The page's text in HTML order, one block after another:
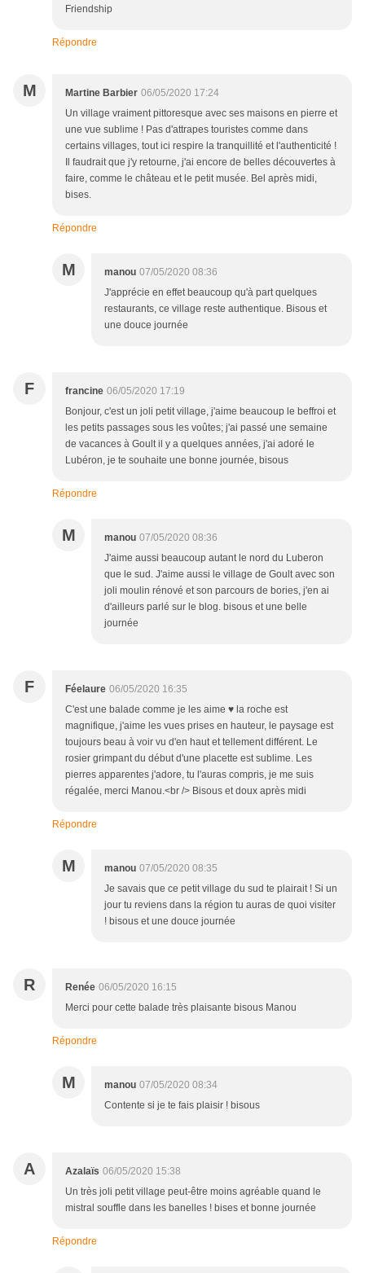
Friendship
Répondre
M Martine Barbier 06/05/2020 17:24
Un village vraiment pittoresque avec ses maisons en pierre et
une vue sublime ! Pas d'attrapes touristes comme dans
certains villages, tout ici respire la tranquillité et l'authenticité !
Il faudrait que j'y retourne, j'ai encore de belles découvertes à
faire, comme le château et le petit musée. Bel après midi,
bises.
Répondre
M manou 07/05/2020 08:36
J'apprécie en effet beaucoup qu'à part quelques
restaurants, ce village reste authentique. Bisous et
une douce journée
F francine 06/05/2020 17:19
Bonjour, c'est un joli petit village, j'aime beaucoup le beffroi et
les petits passages sous les voûtes; j'ai passé une semaine
de vacances à Goult il y a quelques années, j'ai adoré le
Lubéron, je te souhaite une bonne journée, bisous
Répondre
M manou 07/05/2020 08:36
J'aime aussi beaucoup autant le nord du Luberon
que le sud. J'aime aussi le village de Goult avec son
joli moulin rénové et son parcours de bories, j'en ai
d'ailleurs parlé sur le blog. bisous et une belle
journée
F Féelaure 06/05/2020 16:35
C'est une balade comme je les aime ♥ la roche est
magnifique, j'aime les vues prises en hauteur, le paysage est
toujours beau à voir vu d'en haut et tellement différent. Le
rosier grimpant du début d'une placette est sublime. Les
pierres apparentes j'adore, tu l'auras compris, je me suis
régalée, merci Manou.<br /> Bisous et doux après midi
Répondre
M manou 07/05/2020 08:35
Je savais que ce petit village du sud te plairait ! Si un
jour tu reviens dans la région tu auras de quoi visiter
! bisous et une douce journée
R Renée 06/05/2020 16:15
Merci pour cette balade très plaisante bisous Manou
Répondre
M manou 07/05/2020 08:34
Contente si je te fais plaisir ! bisous
A Azalaïs 06/05/2020 15:38
Un très joli petit village peut-être moins agréable quand le
mistral souffle dans les banelles ! bises et bonne journée
Répondre